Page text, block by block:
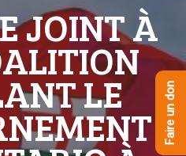
JOINT À
LE Faire un don